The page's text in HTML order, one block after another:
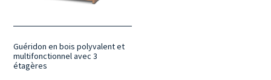
Guéridon en bois polyvalent et
multifonctionnel avec 3
étagères